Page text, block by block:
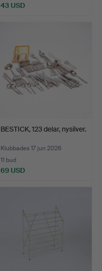
43 USD
BESTICK, 123 delar, nysilver.
Klubbades 17 jun 2026
11 bud
69 USD